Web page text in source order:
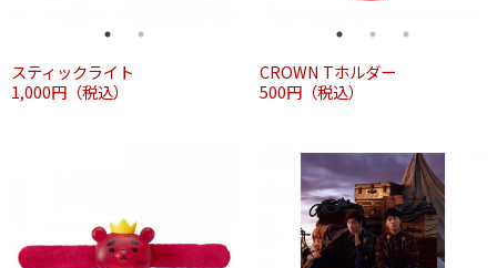
スティックライト
1,000円（税込）
CROWN Tホルダー
500円（税込）